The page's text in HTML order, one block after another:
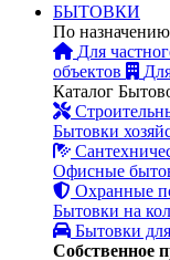
БЫТОВКИ
По назначению
Для
объектов
Каталог
Бытовки
Офисные
Охранные
Бытовки на
Бытовки
Собственное